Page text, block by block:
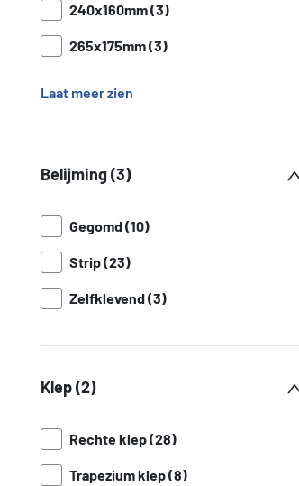
240x160mm (3)
265x175mm (3)
Laat meer zien
Belijming (3)
Gegomd (10)
Strip (23)
Zelfklevend (3)
Klep (2)
Rechte klep (28)
Trapezium klep (8)